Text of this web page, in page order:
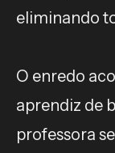
eliminando
O enredo
aprendiz de
professora